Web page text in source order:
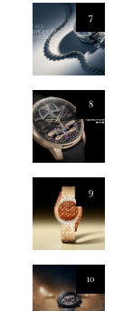
7
8
9
10